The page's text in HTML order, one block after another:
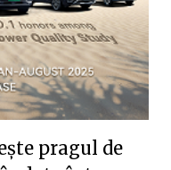
pragul de